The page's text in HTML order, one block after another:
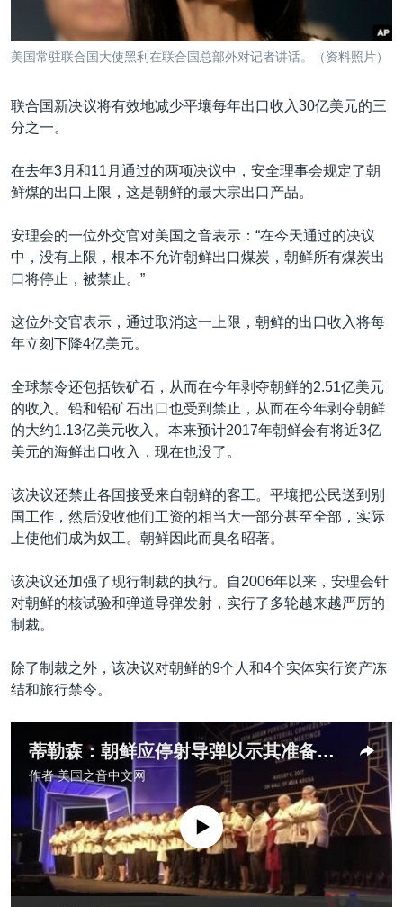
美国常驻联合国大使黑利在联合国总部外对记者讲话。（资料照片）
联合国新决议将有效地减少平壤每年出口收入30亿美元的三
分之一。
在去年3月和11月通过的两项决议中，安全理事会规定了朝
鲜煤的出口上限，这是朝鲜的最大宗出口产品。
安理会的一位外交官对美国之音表示：“在今天通过的决议
中，没有上限，根本不允许朝鲜出口煤炭，朝鲜所有煤炭出
口将停止，被禁止。”
这位外交官表示，通过取消这一上限，朝鲜的出口收入将每
年立刻下降4亿美元。
全球禁令还包括铁矿石，从而在今年剥夺朝鲜的2.51亿美元
的收入。铅和铅矿石出口也受到禁止，从而在今年剥夺朝鲜
的大约1.13亿美元收入。本来预计2017年朝鲜会有将近3亿
美元的海鲜出口收入，现在也没了。
该决议还禁止各国接受来自朝鲜的客工。平壤把公民送到别
国工作，然后没收他们工资的相当大一部分甚至全部，实际
上使他们成为奴工。朝鲜因此而臭名昭著。
该决议还加强了现行制裁的执行。自2006年以来，安理会针
对朝鲜的核试验和弹道导弹发射，实行了多轮越来越严厉的
制裁。
除了制裁之外，该决议对朝鲜的9个人和4个实体实行资产冻
结和旅行禁令。
蒂勒森：朝鲜应停射导弹以示其准备对话
作者美国之音中文网
没有媒体可用资源